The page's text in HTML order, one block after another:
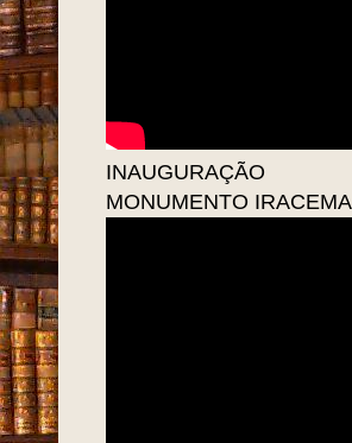
INAUGURAÇÃO
MONUMENTO IRACEMA